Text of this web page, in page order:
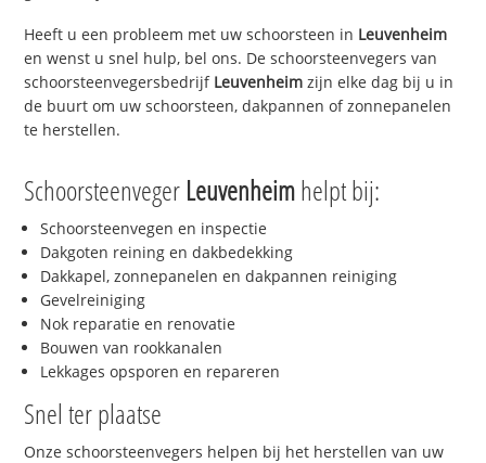
Heeft u een probleem met uw schoorsteen in Leuvenheim
en wenst u snel hulp, bel ons. De schoorsteenvegers van
schoorsteenvegersbedrijf Leuvenheim zijn elke dag bij u in
de buurt om uw schoorsteen, dakpannen of zonnepanelen
te herstellen.
Schoorsteenveger Leuvenheimhelpt bij:
Schoorsteenvegen en inspectie
Dakgoten reining en dakbedekking
Dakkapel, zonnepanelen en dakpannen reiniging
Gevelreiniging
Nok reparatie en renovatie
Bouwen van rookkanalen
Lekkages opsporen en repareren
Snel ter plaatse
Onze schoorsteenvegers helpen bij het herstellen van uw